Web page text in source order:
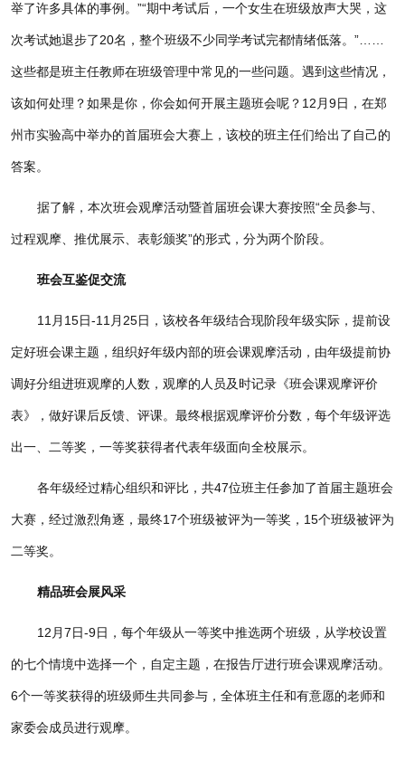
举了许多具体的事例。”“期中考试后，一个女生在班级放声大哭，这
次考试她退步了20名，整个班级不少同学考试完都情绪低落。”……
这些都是班主任教师在班级管理中常见的一些问题。遇到这些情况，
该如何处理？如果是你，你会如何开展主题班会呢？12月9日，在郑
州市实验高中举办的首届班会大赛上，该校的班主任们给出了自己的
答案。
据了解，本次班会观摩活动暨首届班会课大赛按照“全员参与、
过程观摩、推优展示、表彰颁奖”的形式，分为两个阶段。
班会互鉴促交流
11月15日-11月25日，该校各年级结合现阶段年级实际，提前设
定好班会课主题，组织好年级内部的班会课观摩活动，由年级提前协
调好分组进班观摩的人数，观摩的人员及时记录《班会课观摩评价
表》，做好课后反馈、评课。最终根据观摩评价分数，每个年级评选
出一、二等奖，一等奖获得者代表年级面向全校展示。
各年级经过精心组织和评比，共47位班主任参加了首届主题班会
大赛，经过激烈角逐，最终17个班级被评为一等奖，15个班级被评为
二等奖。
精品班会展风采
12月7日-9日，每个年级从一等奖中推选两个班级，从学校设置
的七个情境中选择一个，自定主题，在报告厅进行班会课观摩活动。
6个一等奖获得的班级师生共同参与，全体班主任和有意愿的老师和
家委会成员进行观摩。